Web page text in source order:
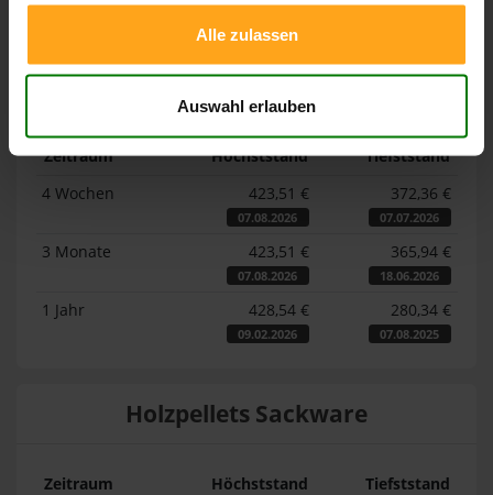
Alle zulassen
Auswahl erlauben
erreicht wurde.
Lose Holzpellets
Zeitraum Höchststand
Tiefststand
4 Wochen
423,51 €
07.08.2026
372,36 €
07.07.2026
3 Monate 423,51 €
07.08.2026
365,94 €
18.06.2026
1 Jahr 428,54 €
09.02.2026
280,34 €
07.08.2025
Holzpellets Sackware
Zeitraum Höchststand
Tiefststand